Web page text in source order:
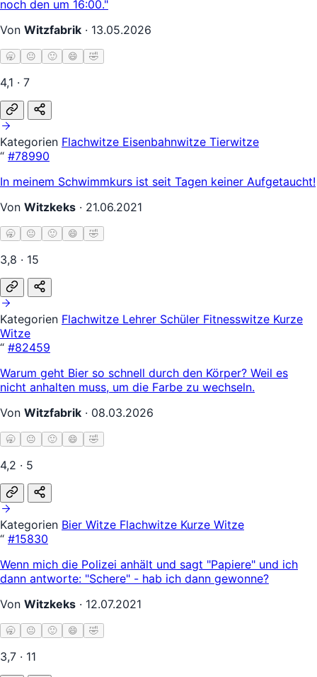
noch den um 16:00."
Von Witzfabrik · 13.05.2026
🥱 😐 🙂 😄 🤣
4,1 · 7
Kategorien Flachwitze Eisenbahnwitze Tierwitze
“ #78990
In meinem Schwimmkurs ist seit Tagen keiner Aufgetaucht!
Von Witzkeks · 21.06.2021
🥱 😐 🙂 😄 🤣
3,8 · 15
Kategorien Flachwitze Lehrer Schüler Fitnesswitze Kurze
Witze
“ #82459
Warum geht Bier so schnell durch den Körper? Weil es
nicht anhalten muss, um die Farbe zu wechseln.
Von Witzfabrik · 08.03.2026
🥱 😐 🙂 😄 🤣
4,2 · 5
Kategorien Bier Witze Flachwitze Kurze Witze
“ #15830
Wenn mich die Polizei anhält und sagt "Papiere" und ich
dann antworte: "Schere" - hab ich dann gewonne?
Von Witzkeks · 12.07.2021
🥱 😐 🙂 😄 🤣
3,7 · 11